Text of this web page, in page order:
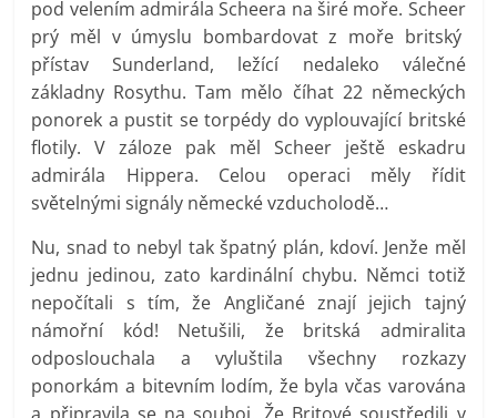
pod velením admirála Scheera na širé moře. Scheer
prý měl v úmyslu bombardovat z moře britský
přístav Sunderland, ležící nedaleko válečné
základny Rosythu. Tam mělo číhat 22 německých
ponorek a pustit se torpédy do vyplouvající britské
flotily. V záloze pak měl Scheer ještě eskadru
admirála Hippera. Celou operaci měly řídit
světelnými signály německé vzducholodě…
Nu, snad to nebyl tak špatný plán, kdoví. Jenže měl
jednu jedinou, zato kardinální chybu. Němci totiž
nepočítali s tím, že Angličané znají jejich tajný
námořní kód! Netušili, že britská admiralita
odposlouchala a vyluštila všechny rozkazy
ponorkám a bitevním lodím, že byla včas varována